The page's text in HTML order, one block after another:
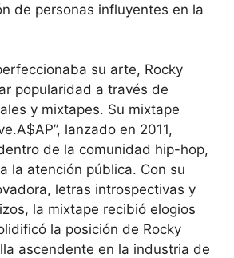
de personas influyentes en la
su arte, Rocky
popularidad a través de
y mixtapes. Su mixtape
lanzado en 2011,
de la comunidad hip-hop,
la atención pública. Con su
letras introspectivas y
la mixtape recibió elogios
la posición de Rocky
ascendente en la industria de